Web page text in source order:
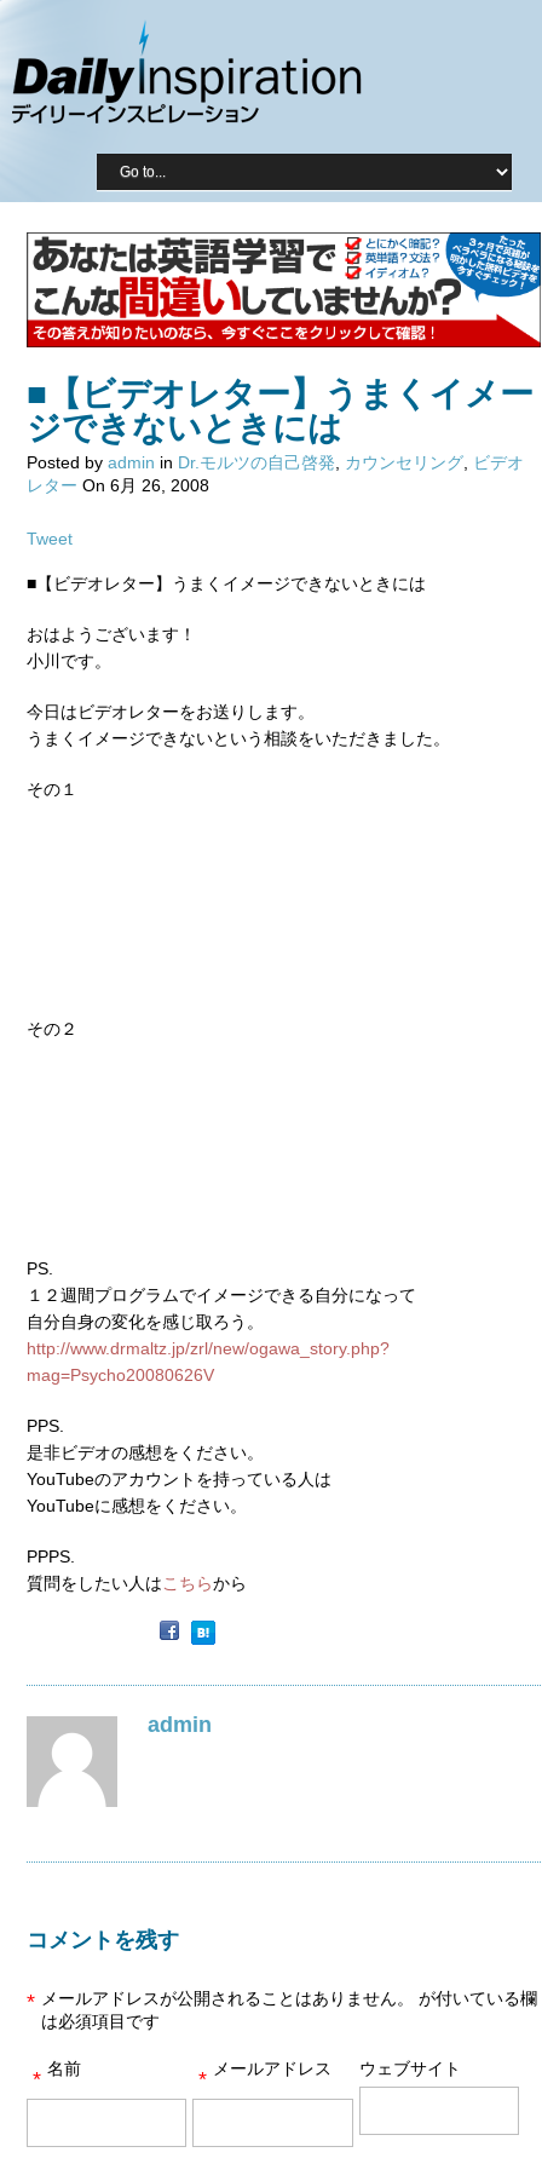
■【ビデオレター】うまくイメー
ジできないときには
Posted by admin in Dr.モルツの自己啓発 カウンセリング
ビデオ
レター On 6月 26, 2008
Tweet
■【ビデオレター】うまくイメージできないときには
おはようございます！
小川です。
今日はビデオレターをお送りします。
うまくイメージできないという相談をいただきました。
その１
その２
PS.
１２週間プログラムでイメージできる自分になって
自分自身の変化を感じ取ろう。
http://www.drmaltz.jp/zrl/new/ogawa_story.php?
mag=Psycho20080626V
PPS.
是非ビデオの感想をください。
YouTubeのアカウントを持っている人は
YouTubeに感想をください。
PPPS.
質問をしたい人はこちらから
admin
コメントを残す
メールアドレスが公開されることはありません。
*
が付いている欄
は必須項目です
名前
* メールアドレス
* ウェブサイト